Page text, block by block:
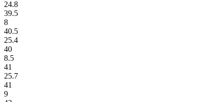
24.8
39.5
8
40.5
25.4
40
8.5
41
25.7
41
9